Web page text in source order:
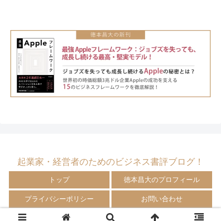
起業家・経営者のためのビジネス書評ブログ！
トップ 徳本昌大のプロフィール
プライバシーポリシー お問い合わせ
© 2009-2024 徳本昌大の書評ブログ！